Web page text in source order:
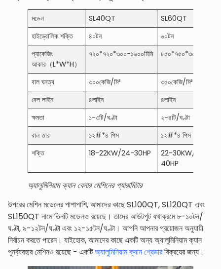
মডেল SL40QT
SL60QT
হাইড্রোলিক শক্তি
৪০টন
৬০টন
প্যাকেজিং
আকার（L*W*H）
৭২০*৭২০*৩০০-১৬০০মিমি ৮৫০*৭৫০*৩০০-
বাল ঘনত্ব ৩০০কেজি/মি³
৩৫০কেজি/মি³
বেল লাইন
৪লাইন
৪লাইন
ক্ষমতা
১-৩টি/ঘণ্টা
২-৪টি/ঘণ্টা
বাল তার
১২#*৪ পিস
১২#*৪ পিস
শক্তি
18-22KW/24-30HP
22-30KW/30-
40HP
অ্যালুমিনিয়াম ক্যান বেলার মেশিনের প্যারামিটার
উপরের মেশিন মডেলের পাশাপাশি, আমাদের কাছে SL100QT, SL120QT এবং
SL150QT নামে তিনটি মডেলও রয়েছে। তাদের আউটপুট যথাক্রমে ৮-১০টন/
ঘণ্টা, ৯-১২টন/ঘণ্টা এবং ১২-১৫টন/ঘণ্টা। আপনি আপনার প্রয়োজন অনুযায়ী
নির্বাচন করতে পারেন। যাইহোক, আমাদের কাছে একটি অন্য অ্যালুমিনিয়াম ক্যান
পুনর্ব্যবহার মেশিনও রয়েছে - একটিঅ্যালুমিনিয়াম ক্যান শ্রেডারবিক্রয়ের জন্য।